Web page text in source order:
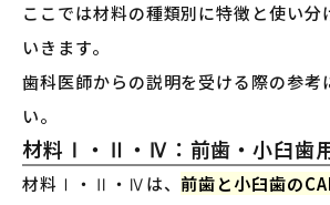
ここでは材料の種類別に特徴と使い分
いきます。
歯科医師からの説明を受ける際の参考
い。
材料Ⅰ・Ⅱ・Ⅳ：前歯・小臼歯
材料Ⅰ・Ⅱ・Ⅳは、 前歯と小臼歯の